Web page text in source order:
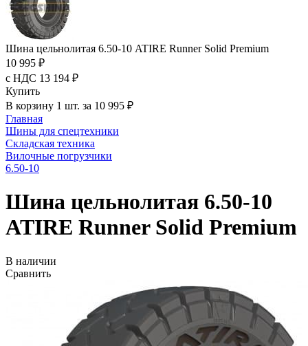
Шина цельнолитая 6.50-10 ATIRE Runner Solid Premium
10 995 ₽
с НДС 13 194 ₽
Купить
В корзину 1 шт. за 10 995 ₽
Главная
Шины для спецтехники
Складская техника
Вилочные погрузчики
6.50-10
Шина цельнолитая 6.50-10
ATIRE Runner Solid Premium
В наличии
Сравнить